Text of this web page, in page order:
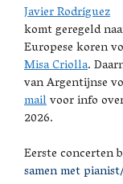
Javier Rodríguez
komt geregeld
Europese koren
Misa Criolla.
van Argentijnse
mailvoor info
2026.
Eerste concerten
samen met